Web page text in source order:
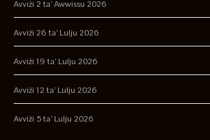
Avviżi 2 ta’ Awwissu 2026
Avviżi 26 ta’ Lulju 2026
Avviżi 19 ta’ Lulju 2026
Avviżi 12 ta’ Lulju 2026
Avviżi 5 ta’ Lulju 2026